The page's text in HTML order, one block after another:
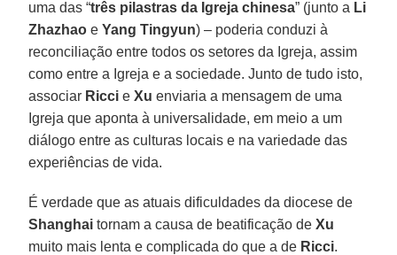
uma das “três pilastras da Igreja chinesa” (junto a Li
Zhazhao eYang Tingyun) – poderia conduzi à
reconciliação entre todos os setores da Igreja, assim
como entre a Igreja e a sociedade. Junto de tudo isto,
associar Ricci eXu enviaria a mensagem de uma
Igreja que aponta à universalidade, em meio a um
diálogo entre as culturas locais e na variedade das
experiências de vida.
É verdade que as atuais dificuldades da diocese de
Shanghai tornam a causa de beatificação deXu
muito mais lenta e complicada do que a de Ricci.